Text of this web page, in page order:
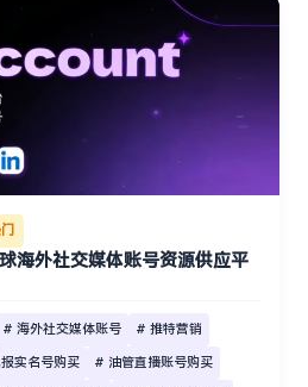
外社交媒体账号资源供应平
# 海外社交媒体账号 # 推特营销
实名号购买 # 油管直播账号购买